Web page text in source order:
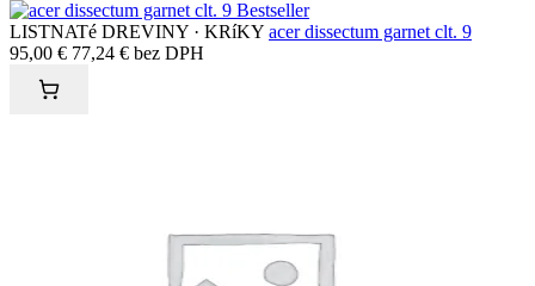
Bestseller
LISTNATé DREVINY · KRíKY acer dissectum garnet clt. 9
95,00 € 77,24 € bez DPH